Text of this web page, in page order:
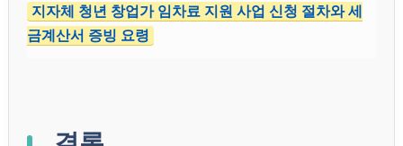
지자체 청년 창업가 임차료 지원 사업 신청 절차와 세
금계산서 증빙 요령